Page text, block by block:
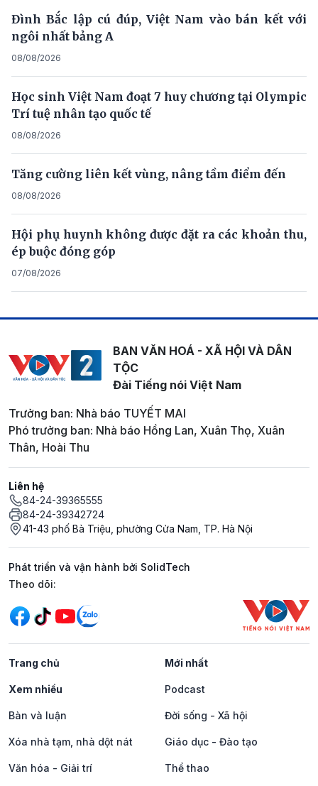
Đình Bắc lập cú đúp, Việt Nam vào bán kết với
ngôi nhất bảng A
08/08/2026
Học sinh Việt Nam đoạt 7 huy chương tại Olympic
Trí tuệ nhân tạo quốc tế
08/08/2026
Tăng cường liên kết vùng, nâng tầm điểm đến
08/08/2026
Hội phụ huynh không được đặt ra các khoản thu,
ép buộc đóng góp
07/08/2026
BAN VĂN HOÁ - XÃ HỘI VÀ DÂN
TỘC
Đài Tiếng nói Việt Nam
Trưởng ban: Nhà báo TUYẾT MAI
Phó trưởng ban: Nhà báo Hồng Lan, Xuân Thọ, Xuân
Thân, Hoài Thu
Liên hệ
84-24-39365555
84-24-39342724
41-43 phố Bà Triệu, phường Cửa Nam, TP. Hà Nội
Phát triển và vận hành bởi SolidTech
Mạng xã hội
Theo dõi:
Trang chủ Mới nhất
Xem nhiều Podcast
Bàn và luận Đời sống - Xã hội
Xóa nhà tạm, nhà dột nát Giáo dục - Đào tạo
Văn hóa - Giải trí Thể thao